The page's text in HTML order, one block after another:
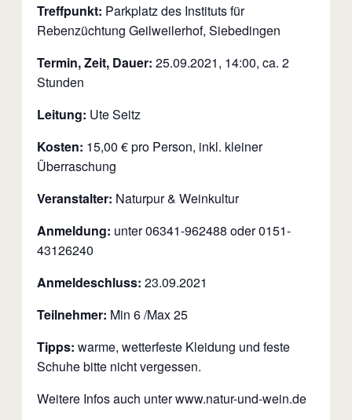
Treffpunkt: Parkplatz des Instituts für
Rebenzüchtung Geilweilerhof, Siebedingen
Termin, Zeit, Dauer: 25.09.2021, 14:00, ca. 2
Stunden
Leitung: Ute Seitz
Kosten: 15,00 € pro Person, inkl. kleiner
Überraschung
Veranstalter: Naturpur & Weinkultur
Anmeldung: unter 06341-962488 oder 0151-
43126240
Anmeldeschluss: 23.09.2021
Teilnehmer: Min 6 /Max 25
Tipps: warme, wetterfeste Kleidung und feste
Schuhe bitte nicht vergessen.
Weitere Infos auch unter www.natur-und-wein.de